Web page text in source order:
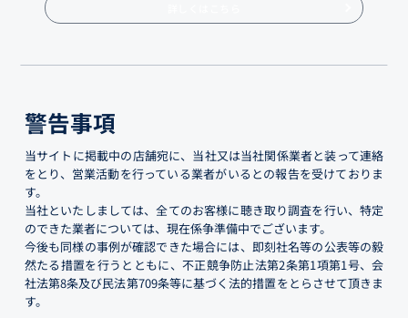
警告事項
当サイトに掲載中の店舗宛に、当社又は当社関係業者と装って連絡
をとり、営業活動を行っている業者がいるとの報告を受けておりま
す。
当社といたしましては、全てのお客様に聴き取り調査を行い、特定
のできた業者については、現在係争準備中でございます。
今後も同様の事例が確認できた場合には、即刻社名等の公表等の毅
然たる措置を行うとともに、不正競争防止法第2条第1項第1号、会
社法第8条及び民法第709条等に基づく法的措置をとらさせて頂きま
す。